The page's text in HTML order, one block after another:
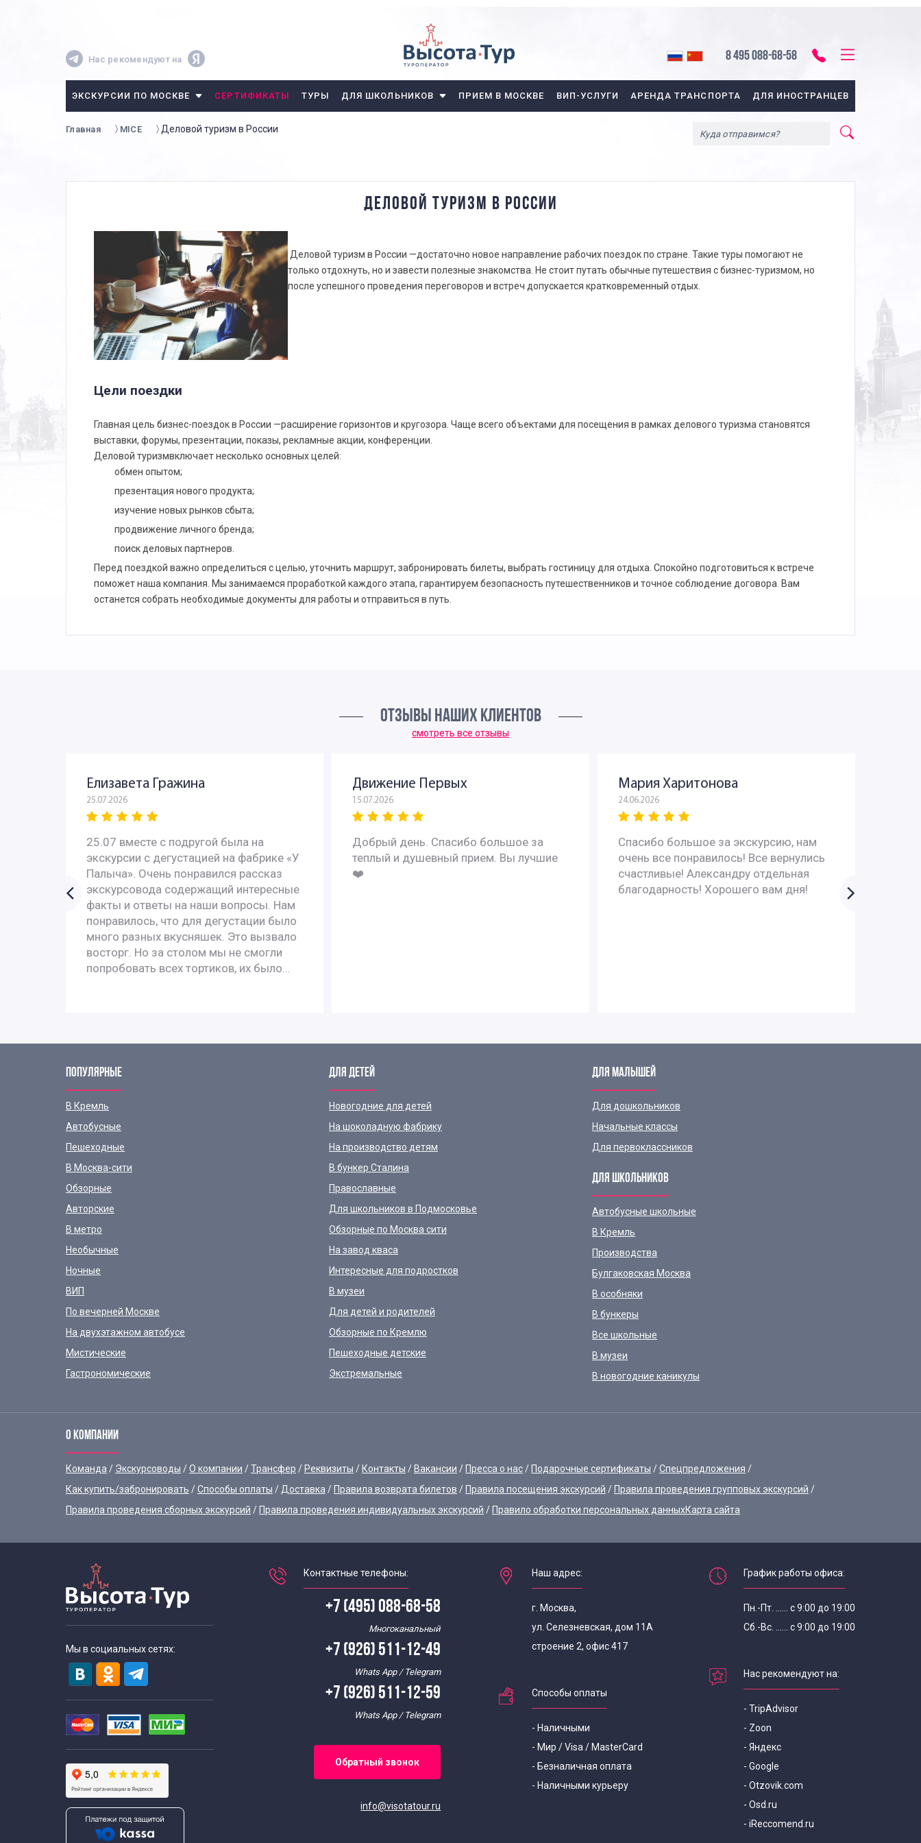
Нас рекомендуют на 8 495 088-68-58
ЭКСКУРСИИ ПО МОСКВЕ СЕРТИФИКАТЫ ТУРЫ ДЛЯ ШКОЛЬНИКОВ ПРИЕМ В МОСКВЕ ВИП-УСЛУГИ АРЕНДА ТРАНСПОРТА ДЛЯ ИНОСТРАНЦЕВ
Главная MICE Деловой туризм в России
ДЕЛОВОЙ ТУРИЗМ В РОССИИ
Деловой туризм в России —достаточно новое направление рабочих поездок по стране. Такие туры помогают не
только отдохнуть, но и завести полезные знакомства. Не стоит путать обычные путешествия с бизнес-туризмом, но
после успешного проведения переговоров и встреч допускается кратковременный отдых.
Цели поездки
Главная цель бизнес-поездок в России —расширение горизонтов и кругозора. Чаще всего объектами для посещения в рамках делового туризма становятся
выставки, форумы, презентации, показы, рекламные акции, конференции.
Деловой туризмвключает несколько основных целей:
обмен опытом;
презентация нового продукта;
изучение новых рынков сбыта;
продвижение личного бренда;
поиск деловых партнеров.
Перед поездкой важно определиться с целью, уточнить маршрут, забронировать билеты, выбрать гостиницу для отдыха. Спокойно подготовиться к встрече
поможет наша компания. Мы занимаемся проработкой каждого этапа, гарантируем безопасность путешественников и точное соблюдение договора. Вам
останется собрать необходимые документы для работы и отправиться в путь.
ОТЗЫВЫ НАШИХ КЛИЕНТОВ
смотреть все отзывы
Елизавета Гражина
25.07.2026
25.07 вместе с подругой была на
экскурсии с дегустацией на фабрике «У
Палыча». Очень понравился рассказ
экскурсовода содержащий интересные
факты и ответы на наши вопросы. Нам
понравилось, что для дегустации было
много разных вкусняшек. Это вызвало
восторг. Но за столом мы не смогли
попробовать всех тортиков, их было...
Движение Первых
15.07.2026
Добрый день. Спасибо большое за
теплый и душевный прием. Вы лучшие
❤️
Мария Харитонова
24.06.2026
Спасибо большое за экскурсию, нам
очень все понравилось! Все вернулись
счастливые! Александру отдельная
благодарность! Хорошего вам дня!
ПОПУЛЯРНЫЕ
В Кремль
Автобусные
Пешеходные
В Москва-сити
Обзорные
Авторские
В метро
Необычные
Ночные
ВИП
По вечерней Москве
На двухэтажном автобусе
Мистические
Гастрономические
ДЛЯ ДЕТЕЙ
Новогодние для детей
На шоколадную фабрику
На производство детям
В бункер Сталина
Православные
Для школьников в Подмосковье
Обзорные по Москва сити
На завод кваса
Интересные для подростков
В музеи
Для детей и родителей
Обзорные по Кремлю
Пешеходные детские
Экстремальные
ДЛЯ МАЛЫШЕЙ
Для дошкольников
Начальные классы
Для первоклассников
ДЛЯ ШКОЛЬНИКОВ
Автобусные школьные
В Кремль
Производства
Булгаковская Москва
В особняки
В бункеры
Все школьные
В музеи
В новогодние каникулы
О КОМПАНИИ
Команда Экскурсоводы О компании Трансфер Реквизиты Контакты Вакансии Пресса о нас Подарочные сертификаты
Спецпредложения
Как купить/забронировать
Способы оплаты Доставка Правила возврата билетов Правила посещения экскурсий
Правила проведения групповых экскурсий
Правила проведения сборных экскурсий
Правила проведения индивидуальных экскурсий Правило обработки персональных данныхКарта сайта
Мы в социальных сетях:
Контактные телефоны:
+7 (495) 088-68-58
Многоканальный
+7 (926) 511-12-49
Whats App / Telegram
+7 (926) 511-12-59
Whats App / Telegram
Обратный звонок
info@visotatour.ru
Наш адрес:
г. Москва,
ул. Селезневская, дом 11А
строение 2, офис 417
Способы оплаты
- Наличными
- Мир / Visa / MasterCard
- Безналичная оплата
- Наличными курьеру
График работы офиса:
Пн.-Пт. ...... с 9:00 до 19:00
Сб.-Вс. ...... с 9:00 до 19:00
Нас рекомендуют на:
- TripAdvisor
- Zoon
- Яндекс
- Google
- Otzovik.com
- Osd.ru
- iReccomend.ru